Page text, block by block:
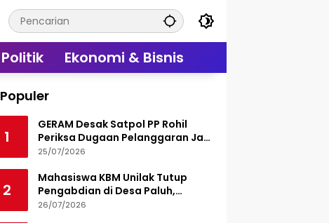
Politik Ekonomi & Bisnis
Populer
1
GERAM Desak Satpol PP Rohil
Periksa Dugaan Pelanggaran Jam
Operasional Hiburan Malam
25/07/2026
2
Mahasiswa KBM Unilak Tutup
Pengabdian di Desa Paluh,
Tinggalkan Jejak Edukasi Hukum
26/07/2026